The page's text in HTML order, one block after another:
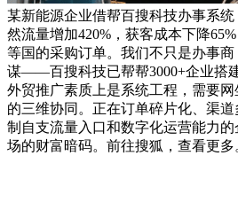
某新能源企业借帮百搜科技办事系统
然流量增加420%，获客成本下降
等国的采购订单。我们不只是办事
谋——百搜科技已帮帮3000+企业搭
外贸推广素质上是系统工程，需要
的三维协同。正在订单碎片化、渠
制自支流量入口和数字化运营能力
场的财富暗码。前往搜狐，查看更多